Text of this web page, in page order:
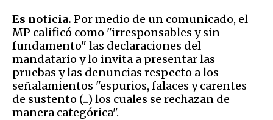
Es noticia. Por medio de un comunicado, el
MP calificó como "irresponsables y sin
fundamento" las declaraciones del
mandatario y lo invita a presentar las
pruebas y las denuncias respecto a los
señalamientos "espurios, falaces y carentes
de sustento (...) los cuales se rechazan de
manera categórica".